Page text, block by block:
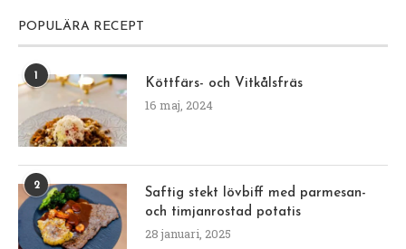
POPULÄRA RECEPT
1
Köttfärs- och Vitkålsfräs
16 maj, 2024
2
Saftig stekt lövbiff med parmesan-
och timjanrostad potatis
28 januari, 2025